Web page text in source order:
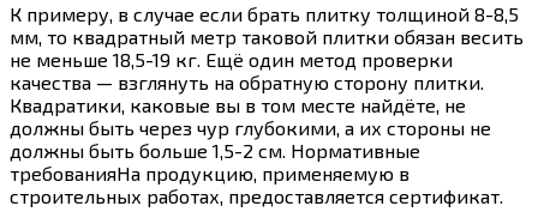
К примеру, в случае если брать плитку толщиной 8-8,5
мм, то квадратный метр таковой плитки обязан весить
не меньше 18,5-19 кг. Ещё один метод проверки
качества — взглянуть на обратную сторону плитки.
Квадратики, каковые вы в том месте найдёте, не
должны быть через чур глубокими, а их стороны не
должны быть больше 1,5-2 см. Нормативные
требованияНа продукцию, применяемую в
строительных работах, предоставляется сертификат.